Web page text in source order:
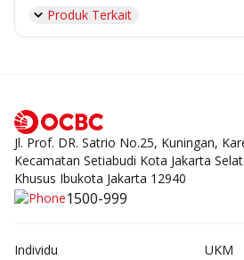
Produk Terkait
Jl. Prof. DR. Satrio No.25, Kuningan,
Kecamatan Setiabudi Kota Jakarta
Khusus Ibukota Jakarta 12940
1500-999
Individu
UKM